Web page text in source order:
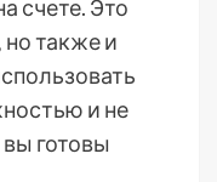
счете. Это
также и
и не
готовы